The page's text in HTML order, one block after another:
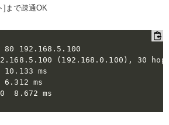
]まで疎通OK
192.168.5.100
(192.168.0.100), 30
ms
ms